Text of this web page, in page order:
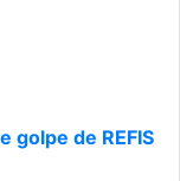
golpe de REFIS